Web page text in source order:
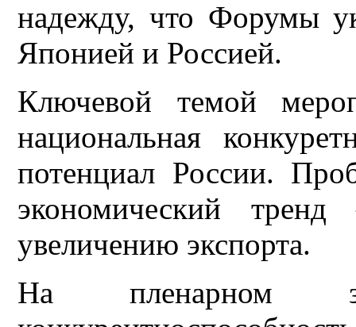
надежду, что Форумы
Японией и Россией.
Ключевой темой
национальная
потенциал России.
экономический
увеличению экспорта.
На пленарном